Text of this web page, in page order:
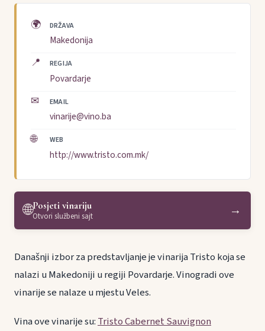
🌍 DRŽAVA
Makedonija
📍 REGIJA
Povardarje
✉ EMAIL
vinarije@vino.ba
🌐 WEB
http://www.tristo.com.mk/
🌐Posjeti vinariju
Otvori službeni sajt →
Današnji izbor za predstavljanje je vinarija Tristo koja se
nalazi u Makedoniji u regiji Povardarje. Vinogradi ove
vinarije se nalaze u mjestu Veles.
Vina ove vinarije su:Tristo Cabernet Sauvignon